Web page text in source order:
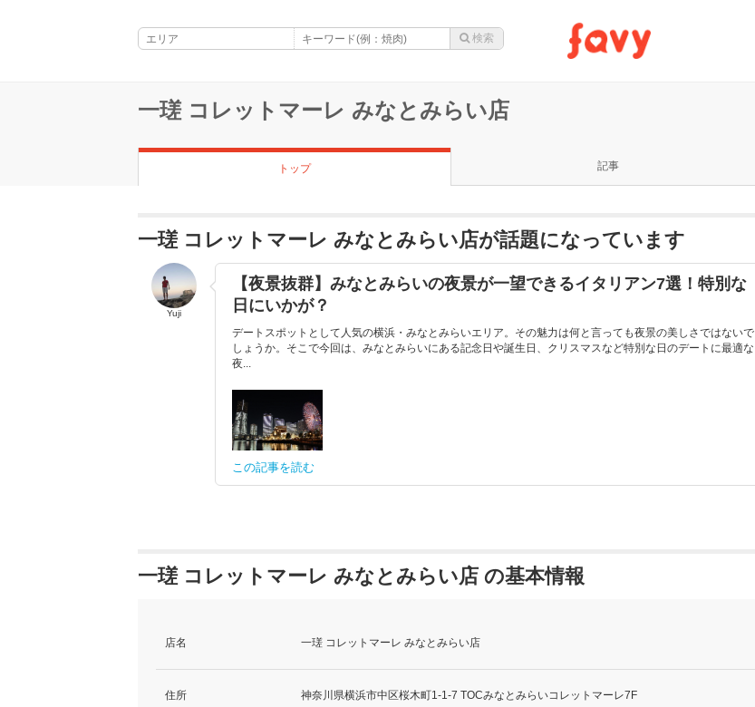
一瑳 コレットマーレ みなとみらい店
トップ 記事
一瑳 コレットマーレ みなとみらい店が話題になっています
Yuji
【夜景抜群】みなとみらいの夜景が一望できるイタリアン7選！特別な
日にいかが？
デートスポットとして人気の横浜・みなとみらいエリア。その魅力は何と言っても夜景の美しさではないで
しょうか。そこで今回は、みなとみらいにある記念日や誕生日、クリスマスなど特別な日のデートに最適な
夜...
この記事を読む
一瑳 コレットマーレ みなとみらい店 の基本情報
店名 一瑳 コレットマーレ みなとみらい店
住所 神奈川県横浜市中区桜木町1-1-7 TOCみなとみらいコレットマーレ7F